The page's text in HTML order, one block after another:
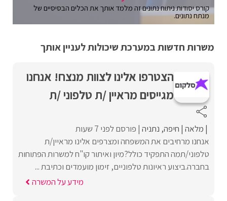
קורס יסודות ניתוח נתונים זה מלמד אותך את הכלים הבסיסיים של
מנתח נתונים.
משרות חדשות במערכת שיכולות לעניין אותך
הצטרפו אלינו לצוות מנצח! אנחנו
מגייסים מראיין /ת טלפוני /ת
מלאה חיפה נתניה פורסם לפני 7 שעות
אנחנו מרחיבים את המשפחה ומצרפים אלינו מראיין/ת
טלפוני/תמה התפקיד כולל?מיון ואיתור קו"ח למשרות הפתוחות
בחברה.ביצוע ראיונות טלפוניים, זימון מועמדים וכתיבת ...
מידע על המשרה